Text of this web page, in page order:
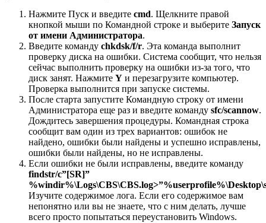
Нажмите Пуск и введите cmd. Щелкните правой
кнопкой мыши по Командной строке и выберите Запуск
от имени Администратора.
Введите команду chkdsk/f/r. Эта команда выполнит
проверку диска на ошибки. Система сообщит, что нельзя
сейчас выполнить проверку на ошибки из-за того, что
диск занят. Нажмите Y и перезагрузите компьютер.
Проверка выполнится при запуске системы.
После старта запустите Командную строку от имени
Администратора еще раз и введите команду sfc/scannow.
Дождитесь завершения процедуры. Командная строка
сообщит вам один из трех вариантов: ошибок не
найдено, ошибки были найдены и успешно исправлены,
ошибки были найдены, но не исправлены.
Если ошибки не были исправлены, введите команду
findstr/c”[SR]”
%windir%\Logs\CBS\CBS.log>”%userprofile%\Desktop
Изучите содержимое лога. Если его содержимое вам
непонятно или вы не знаете, что с ним делать, лучше
всего просто попытаться переустановить Windows.